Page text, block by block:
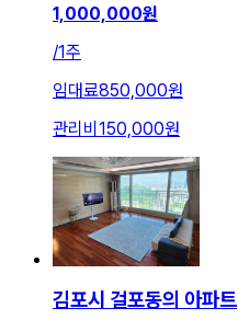
1,000,000원
/1주
임대료850,000원
관리비 150,000원
김포시 걸포동의 아파트